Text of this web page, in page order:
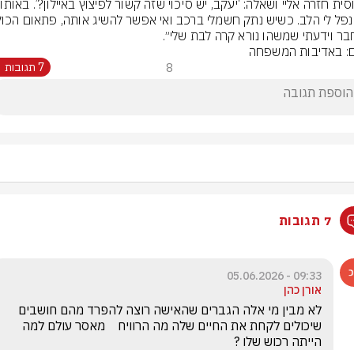
וידעתי שמשהו נורא קרה לבת שלי״.
באדיבות המשפחה
8 7 תגובות
7 תגובות
09:33 - 05.06.2026
אורן כהן
הייתה רכוש שלו ?